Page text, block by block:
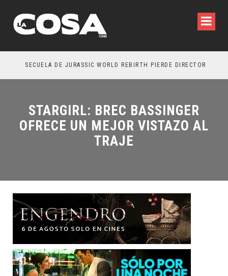
SECUELA DE JURASSIC WORLD REBIRTH PIERDE DIRECTOR
STARGIRL: BREC BASSINGER
OFRECE UN MEJOR VISTAZO AL
TRAJE